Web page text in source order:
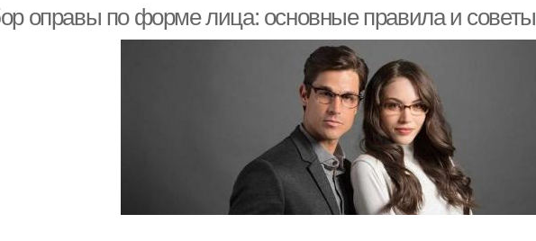
оправы по форме лица: основные правила и советы